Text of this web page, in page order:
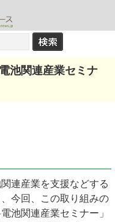
池関連産業セミナ
連産業を支援などする
今回、この取り組みの
池関連産業セミナー」